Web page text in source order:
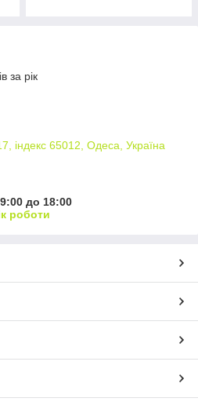
за рік
індекс 65012, Одеса, Україна
до 18:00
роботи